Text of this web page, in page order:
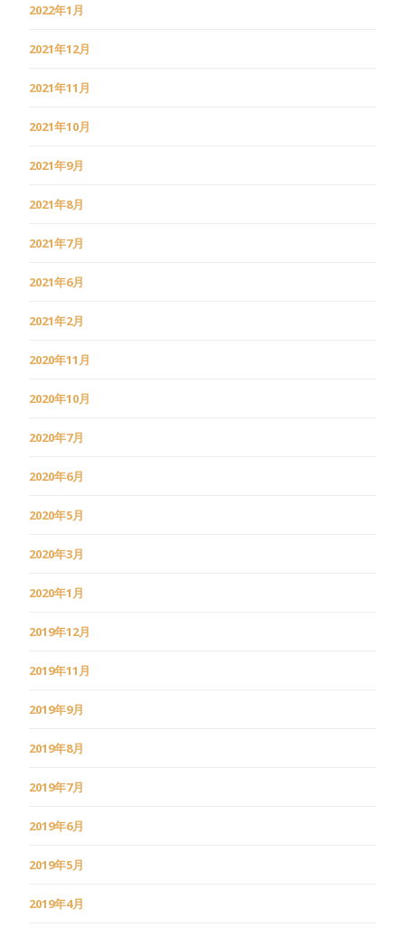
2022年1月
2021年12月
2021年11月
2021年10月
2021年9月
2021年8月
2021年7月
2021年6月
2021年2月
2020年11月
2020年10月
2020年7月
2020年6月
2020年5月
2020年3月
2020年1月
2019年12月
2019年11月
2019年9月
2019年8月
2019年7月
2019年6月
2019年5月
2019年4月